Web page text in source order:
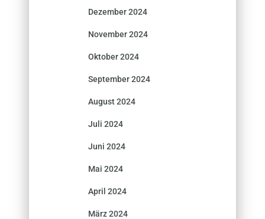
Dezember 2024
November 2024
Oktober 2024
September 2024
August 2024
Juli 2024
Juni 2024
Mai 2024
April 2024
März 2024